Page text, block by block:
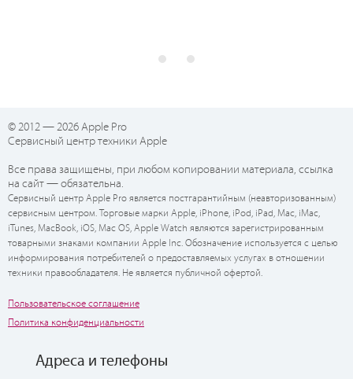
© 2012 — 2026 Apple Pro
Сервисный центр техники Apple
Все права защищены, при любом копировании материала, ссылка
на сайт — обязательна.
Сервисный центр Apple Pro является постгарантийным (неавторизованным)
сервисным центром. Торговые марки Apple, iPhone, iPod, iPad, Mac, iMac,
iTunes, MacBook, iOS, Mac OS, Apple Watch являются зарегистрированным
товарными знаками компании Apple Inc. Обозначение используется с целью
информирования потребителей о предоставляемых услугах в отношении
техники правообладателя. Не является публичной офертой.
Пользовательское соглашение
Политика конфиденциальности
Адреса и телефоны